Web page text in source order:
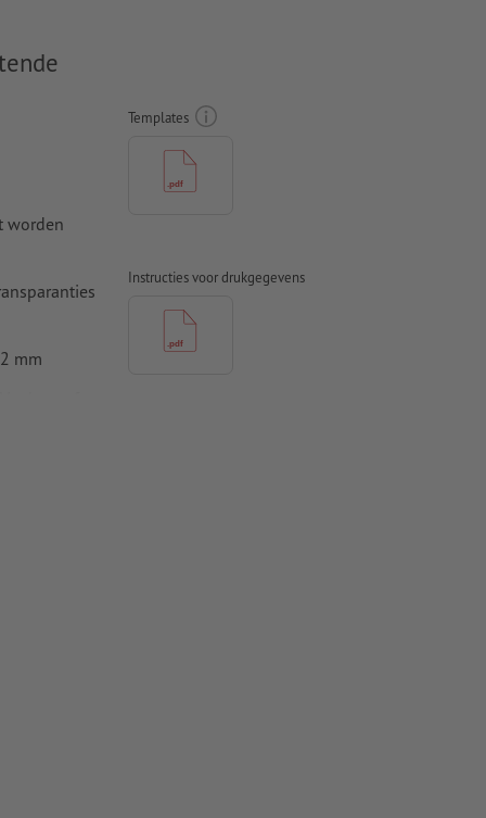
worden
mm
Templates
Instructies voor drukgegevens